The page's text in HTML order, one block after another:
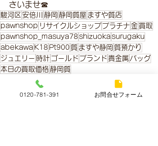
さいませ☎
駿河区 安倍川 静岡 静岡質屋 ますや質店
pawnshop リサイクルショップ プラチナ 金 買取
pawnshop_masuya78shizuokasurugaku
abekawa K18 Pt900質 ますや静岡 質預かり
ジュエリー 時計 ゴールド ブランド 貴金属 バッグ
本日の買取価格 静岡質
金・プラチナ本日の買取価格
0120-781-391 お問合せフォーム